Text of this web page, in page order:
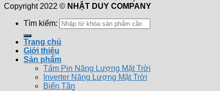
Copyright 2022 © NHẬT DUY COMPANY
Tìm kiếm:
Trang chủ
Giới thiệu
Sản phẩm
Tấm Pin Năng Lượng Mặt Trời
Inverter Năng Lượng Mặt Trời
Biến Tần